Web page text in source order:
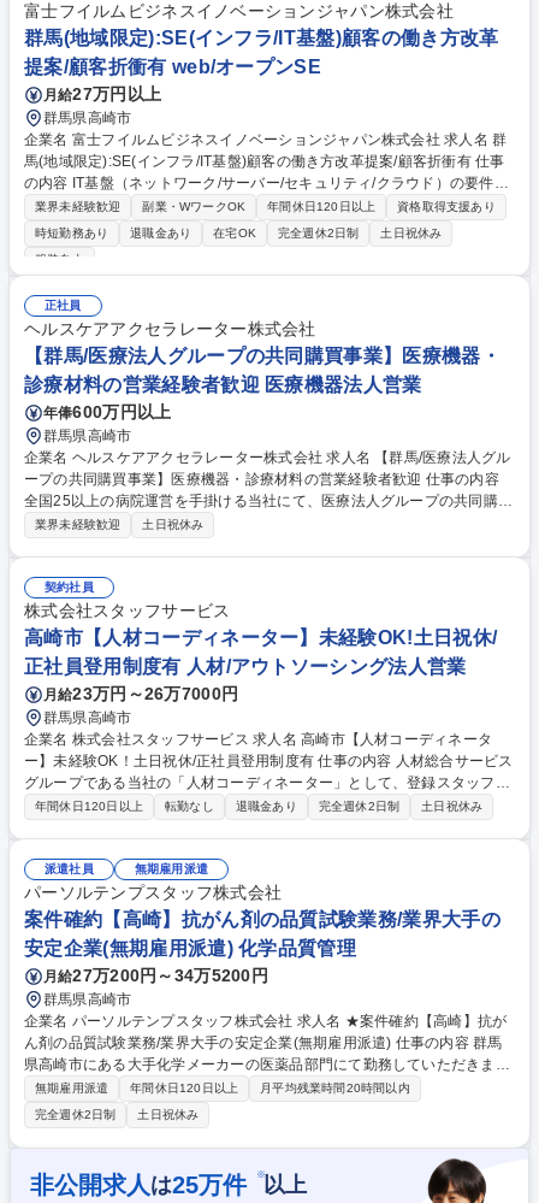
富士フイルムビジネスイノベーションジャパン株式会社
群馬(地域限定):SE(インフラ/IT基盤)顧客の働き方改革
提案/顧客折衝有 web/オープンSE
月給27万円以上
群馬県高崎市
企業名 富士フイルムビジネスイノベーションジャパン株式会社 求人名 群
馬(地域限定):SE(インフラ/IT基盤)顧客の働き方改革提案/顧客折衝有 仕事
の内容 IT基盤（ネットワーク/サーバー/セキュリティ/クラウド）の要件定
義から設計/構築まで経験に応じて担当。複合機等の自社商品ユーザーが主
顧客の為、伴奏を続け変化を楽しみながら顧客課題に向き合いきれます。
【担当業界例】製造、金融、流通サービス、公共市場(官公庁/大学/自治
が実験台となり蓄積したDXの成功/敗事例を元に顧客アプローチができま
す。[2]複合機事業は顧客のインフラに紐づいている為、当社に1番に相談
をいただくケースが多く、潜在ニーズ段階から顧客の課題に向きあい最適
なソリューションが提案できます[3]様々な業界の案件に携われます 募集
職種 群馬(地域限定):SE(インフラ/IT基盤)顧客の働き方改革提案/顧客折衝
有
業界未経験歓迎 副業・WワークOK 年間休日120日以上
資格取得支援あり
時短勤務あり
退職金あり 在宅OK 完全週休2日制
土日祝休み
服装自由
正社員
ヘルスケアアクセラレーター株式会社
【群馬/医療法人グループの共同購買事業】医療機器・
診療材料の営業経験者歓迎 医療機器法人営業
年俸600万円以上
群馬県高崎市
企業名 ヘルスケアアクセラレーター株式会社 求人名 【群馬/医療法人グル
ープの共同購買事業】医療機器・診療材料の営業経験者歓迎 仕事の内容
全国25以上の病院運営を手掛ける当社にて、医療法人グループの共同購買
業務をご担当いただきます。事業承継した医療法人の経営改善に向け、医
減施策の立案 ■医療機器・材料の価格交渉・選定 ■卸業者とのリレーショ
ン構築・最適化 ■グループ内の購買フロー整備 募集職種 【群馬/医療法人
グループの共同購買事業】医療機器・診療材料の営業経験者歓迎
業界未経験歓迎 土日祝休み
契約社員
株式会社スタッフサービス
高崎市【人材コーディネーター】未経験OK!土日祝休/
正社員登用制度有 人材/アウトソーシング法人営業
月給23万円～26万7000円
群馬県高崎市
企業名 株式会社スタッフサービス 求人名 高崎市【人材コーディネータ
ー】未経験OK！土日祝休/正社員登用制度有 仕事の内容 人材総合サービス
グループである当社の「人材コーディネーター」として、登録スタッフさ
んとクライアント企業、双方の希望条件をマッチングし就業開始に結びつ
丁寧にヒアリングしていただきます。 (2)登録スタッフさんとお仕事のマ
ッチング業務：求人内容の詳細を当社の営業担当とすり合わせた後、登録
スタッフの中から条件を満たした方へお仕事の紹介をします。 募集職種
高崎市【人材コーディネーター】未経験OK！土日祝休/正社員登用制度有
年間休日120日以上 転勤なし 退職金あり 完全週休2日制 土日祝休み
派遣社員 無期雇用派遣
パーソルテンプスタッフ株式会社
案件確約【高崎】抗がん剤の品質試験業務/業界大手の
安定企業(無期雇用派遣) 化学品質管理
月給27万200円～34万5200円
群馬県高崎市
企業名 パーソルテンプスタッフ株式会社 求人名 ★案件確約【高崎】抗が
ん剤の品質試験業務/業界大手の安定企業(無期雇用派遣) 仕事の内容 群馬
県高崎市にある大手化学メーカーの医薬品部門にて勤務していただきま
す。今回募集しているポジションでは、抗がん剤の品質管理試験を担当い
ただきます。 ■具体的な仕事内容 ・試薬調整、錠剤の溶出試験、有効成分
の定量分析 ・局方試験（エンドトキシン試験、微粒子測定、異物目視検
査） ・力価試験、無菌試験、定性分析、安定性試験など各種試験 ・試験
結果の入力やデータ整理・集計 【使用機器】HPLC、IR、UV、TLC、ク
リーンベンチ、水分計、pH計 募集職種 ★案件確約【高崎】抗がん剤の品
無期雇用派遣 年間休日120日以上
月平均残業時間20時間以内
完全週休2日制
土日祝休み
非公開求人 は25万件 ※以上